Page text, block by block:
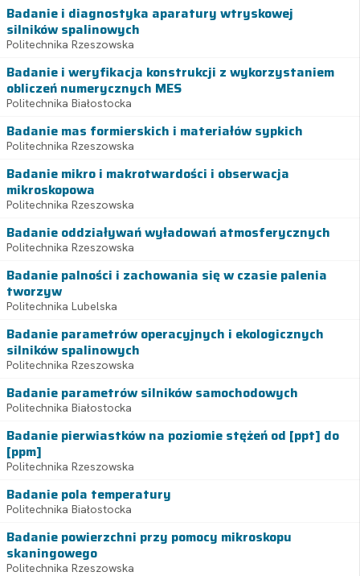
Badanie i diagnostyka aparatury wtryskowej
silników spalinowych
Politechnika Rzeszowska
Badanie i weryfikacja konstrukcji z wykorzystaniem
obliczeń numerycznych MES
Politechnika Białostocka
Badanie mas formierskich i materiałów sypkich
Politechnika Rzeszowska
Badanie mikro i makrotwardości i obserwacja
mikroskopowa
Politechnika Rzeszowska
Badanie oddziaływań wyładowań atmosferycznych
Politechnika Rzeszowska
Badanie palności i zachowania się w czasie palenia
tworzyw
Politechnika Lubelska
Badanie parametrów operacyjnych i ekologicznych
silników spalinowych
Politechnika Rzeszowska
Badanie parametrów silników samochodowych
Politechnika Białostocka
Badanie pierwiastków na poziomie stężeń od [ppt] do
[ppm]
Politechnika Rzeszowska
Badanie pola temperatury
Politechnika Białostocka
Badanie powierzchni przy pomocy mikroskopu
skaningowego
Politechnika Rzeszowska